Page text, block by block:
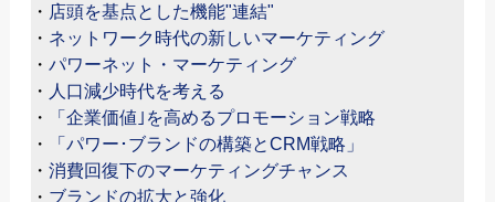
・ 店頭を基点とした機能"連結"
・ ネットワーク時代の新しいマーケティング
・ パワーネット・マーケティング
・ 人口減少時代を考える
・
「企業価値｣を高めるプロモーション戦略
・
「パワー･ブランドの構築とCRM戦略」
・ 消費回復下のマーケティングチャンス
・ ブランドの拡大と強化